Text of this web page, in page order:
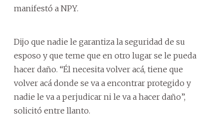
manifestó a NPY.
Dijo que nadie le garantiza la seguridad de su
esposo y que teme que en otro lugar se le pueda
hacer daño. “Él necesita volver acá, tiene que
volver acá donde se va a encontrar protegido y
nadie le va a perjudicar ni le va a hacer daño”,
solicitó entre llanto.